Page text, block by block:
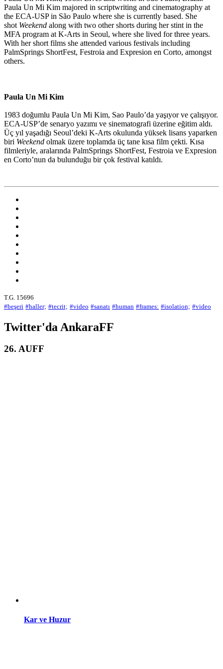
Paula Un Mi Kim majored in scriptwriting and cinematography at
the ECA-USP in São Paulo where she is currently based. She
shot Weekend along with two other shorts during her stint in the
MFA program at K-Arts in Seoul, where she lived for three years.
With her short films she attended various festivals including
PalmSprings ShortFest, Festroia and Expresion en Corto, amongst
others.
Paula Un Mi Kim
1983 doğumlu Paula Un Mi Kim, Sao Paulo’da yaşıyor ve çalışıyor.
ECA-USP’de senaryo yazımı ve sinematografi üzerine eğitim aldı.
Üç yıl yaşadığı Seoul’deki K-Arts okulunda yüksek lisans yaparken
biri Weekend olmak üzere toplamda üç tane kısa film çekti. Kısa
filmleriyle, aralarında PalmSprings ShortFest, Festroia ve Expresion
en Corto’nun da bulunduğu bir çok festival katıldı.
T.G. 15696
#beşeri #haller; #tecrit; #video #sanatı #human #frames: #isolation; #video
Twitter'da AnkaraFF
26. AUFF
Kar ve Huzur